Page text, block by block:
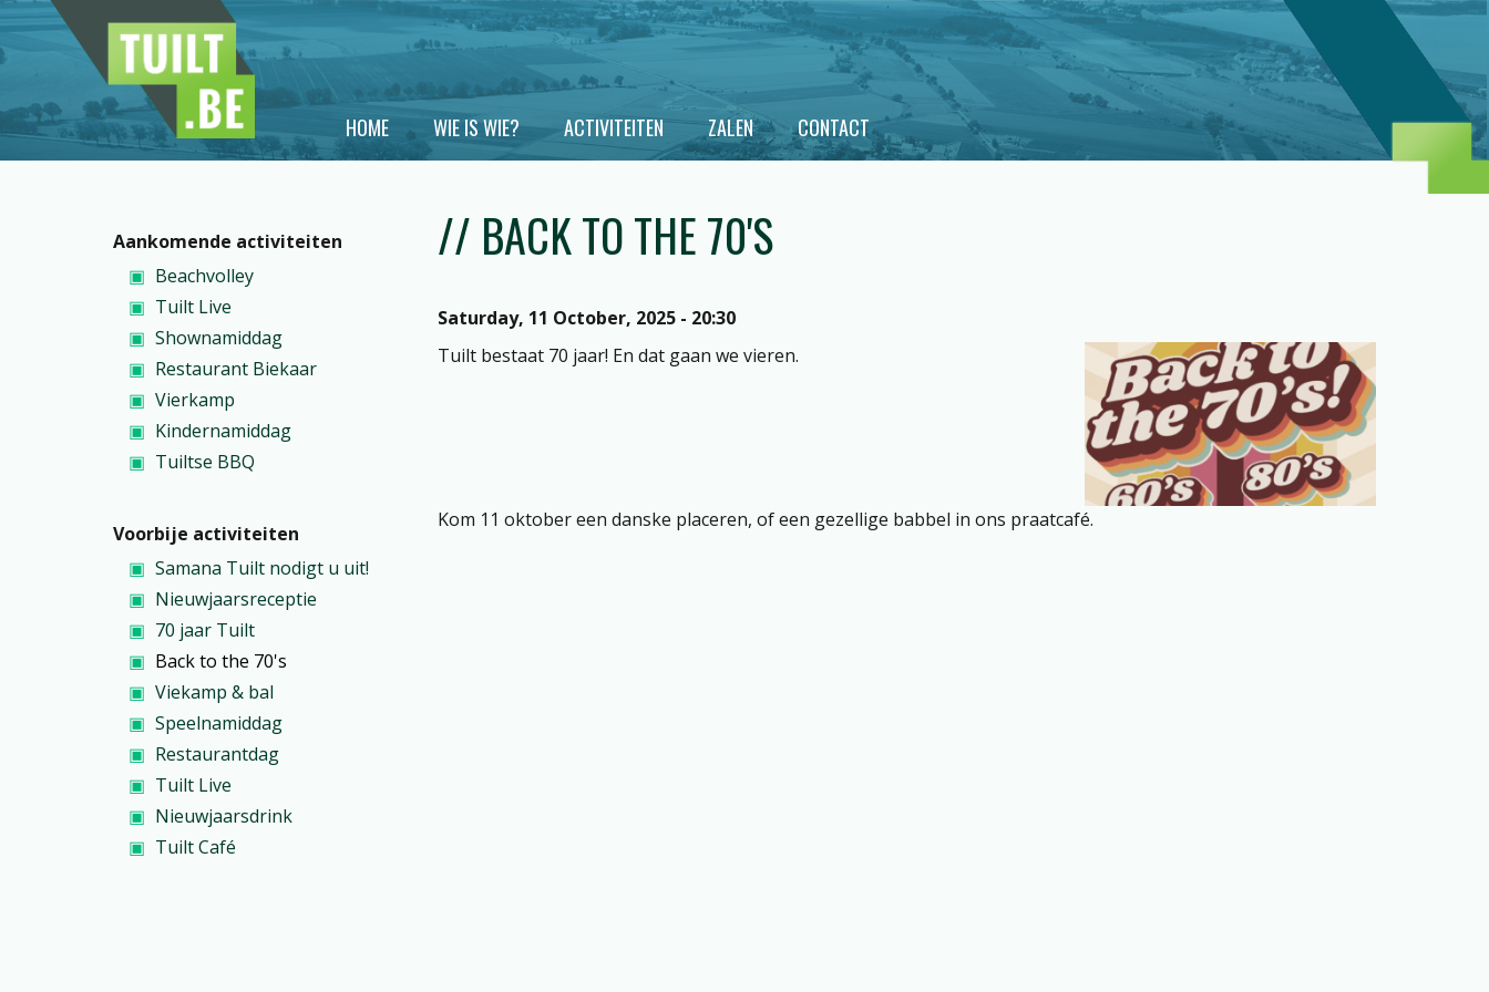
Skip to main content
Main menu
HOME WIE IS WIE? ACTIVITEITEN ZALEN CONTACT
Aankomende activiteiten
Beachvolley
Tuilt Live
Shownamiddag
Restaurant Biekaar
Vierkamp
Kindernamiddag
Tuiltse BBQ
Voorbije activiteiten
Samana Tuilt nodigt u uit!
Nieuwjaarsreceptie
70 jaar Tuilt
Back to the 70's
Viekamp & bal
Speelnamiddag
Restaurantdag
Tuilt Live
Nieuwjaarsdrink
Tuilt Café
// BACK TO THE 70'S
Saturday, 11 October, 2025 - 20:30
Tuilt bestaat 70 jaar! En dat gaan we vieren.
Kom 11 oktober een danske placeren, of een gezellige babbel in ons praatcafé.